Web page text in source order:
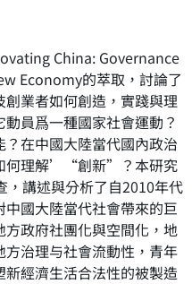
China: Governance
Economy的萃取，討論了
業者如何創造，實踐與理
員爲一種國家社會運動？
在中國大陸當代國內政治
何理解’“創新”？本研究
，講述與分析了自2010年代
國大陸當代社會帶來的巨
政府社團化與空間化，地
治理与社會流動性，青年
經濟生活合法性的被製造